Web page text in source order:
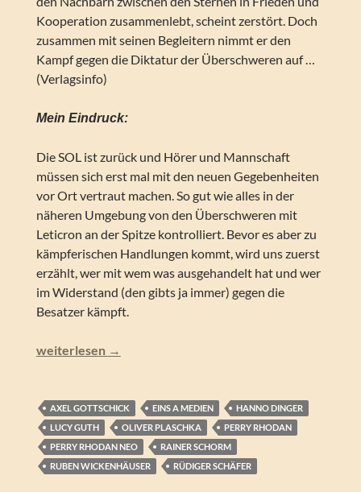
Kooperation zusammenlebt, scheint zerstört. Doch
zusammen mit seinen Begleitern nimmt er den
Kampf gegen die Diktatur der Überschweren auf …
(Verlagsinfo)
Mein Eindruck:
Die SOL ist zurück und Hörer und Mannschaft
müssen sich erst mal mit den neuen Gegebenheiten
vor Ort vertraut machen. So gut wie alles in der
näheren Umgebung von den Überschweren mit
Leticron an der Spitze kontrolliert. Bevor es aber zu
kämpferischen Handlungen kommt, wird uns zuerst
erzählt, wer mit wem was ausgehandelt hat und wer
im Widerstand (den gibts ja immer) gegen die
Besatzer kämpft.
Perry Rhodan NEO – Leticron (Folgen 270-279)
weiterlesen →
AXEL GOTTSCHICK EINS A MEDIEN
HANNO DINGER
LUCY GUTH
OLIVER PLASCHKA
PERRY RHODAN
PERRY RHODAN NEO
RAINER SCHORM
RUBEN WICKENHÄUSER
RÜDIGER SCHÄFER